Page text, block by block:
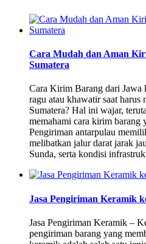
Cara Mudah dan Aman
Sumatera
Cara Kirim Barang dari Jawa
ragu atau khawatir saat
Sumatera? Hal ini wajar,
memahami cara kirim barang
Pengiriman antarpulau
melibatkan jalur darat jarak
Sunda, serta kondisi
Jasa Pengiriman Keramik
Jasa Pengiriman Keramik –
pengiriman barang yang